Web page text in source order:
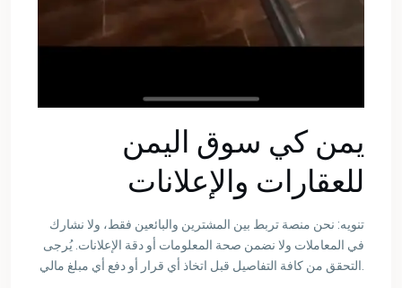
يمن كي سوق اليمن
للعقارات والإعلانات
تنويه: نحن منصة تربط بين المشترين والبائعين فقط، ولا نشارك
في المعاملات ولا نضمن صحة المعلومات أو دقة الإعلانات. يُرجى
التحقق من كافة التفاصيل قبل اتخاذ أي قرار أو دفع أي مبلغ مالي.